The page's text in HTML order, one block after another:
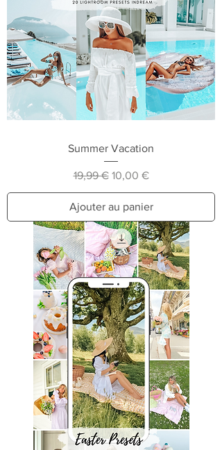
Summer Vacation
Prix original
19,99 € Prix promotionnel
10,00 €
Ajouter au panier